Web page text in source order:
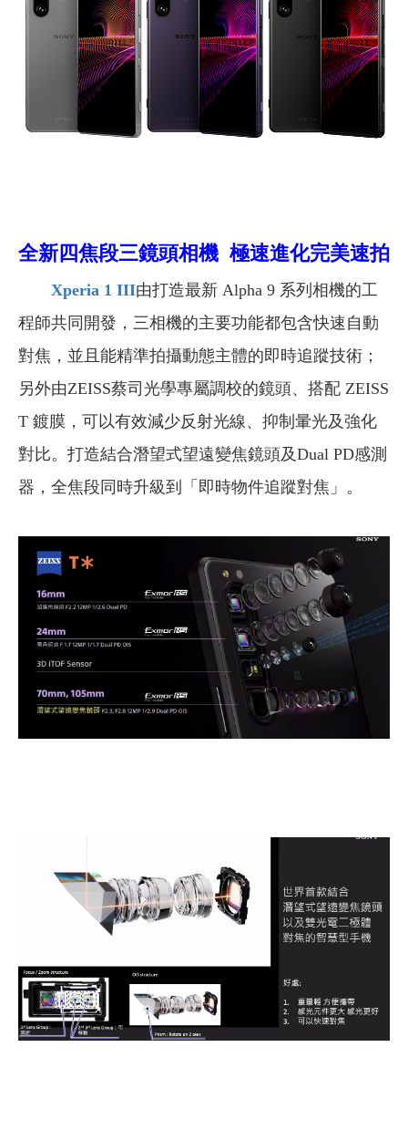
全新四焦段三鏡頭相機 極速進化完美速拍
Xperia 1 III由打造最新 Alpha 9 系列相機的工
程師共同開發，三相機的主要功能都包含快速自動
對焦，並且能精準拍攝動態主體的即時追蹤技術；
另外由ZEISS蔡司光學專屬調校的鏡頭、搭配 ZEISS
T 鍍膜，可以有效減少反射光線、抑制暈光及強化
對比。打造結合潛望式望遠變焦鏡頭及Dual PD感測
器，全焦段同時升級到「即時物件追蹤對焦」。